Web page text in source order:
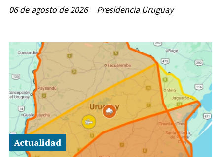
Presidencia Uruguay
06 de agosto de 2026
Actualidad